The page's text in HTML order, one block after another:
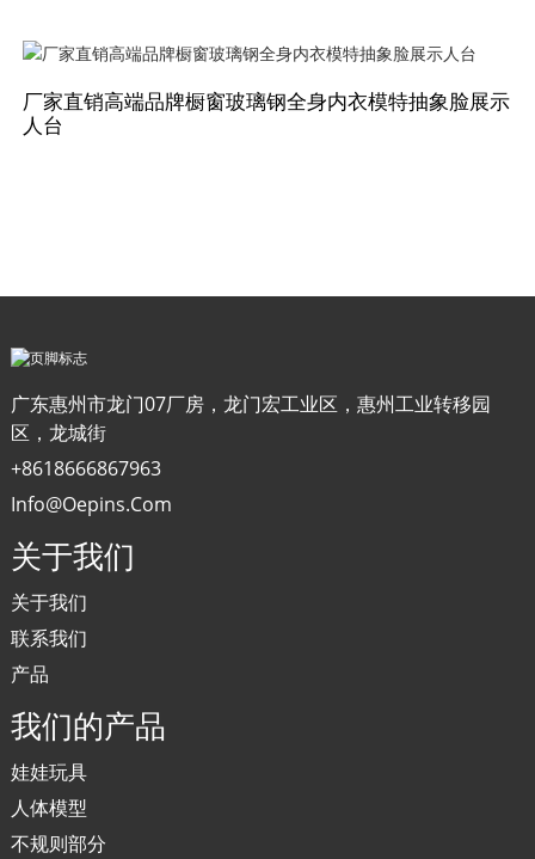
厂家直销高端品牌橱窗玻璃钢全身内衣模特抽象脸展示
人台
广东惠州市龙门07厂房，龙门宏工业区，惠州工业转移园
区，龙城街
+8618666867963
Info@oepins.com
关于我们
关于我们
联系我们
产品
我们的产品
娃娃玩具
人体模型
不规则部分